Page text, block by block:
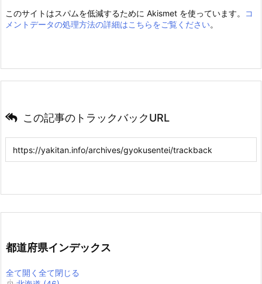
このサイトはスパムを低減するために Akismet を使っています。
コ
メントデータの処理方法の詳細はこちらをご覧ください。
この記事のトラックバックURL
都道府県インデックス
全て開く 全て閉じる